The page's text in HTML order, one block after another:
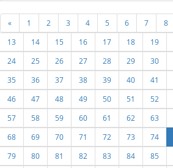
« 1 2 3 4 5 6 7 8
13
14 15 16 17 18 19
24
25 26 27 28 29 30
35
36 37 38 39 40 41
46
47 48 49 50 51 52
57
58 59 60 61 62 63
68
69 70 71 72 73 74
79
80 81 82 83 84 85